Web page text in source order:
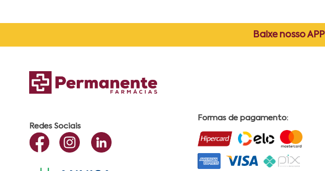
Baixe nosso APP
Redes Sociais
Formas de pagamento: